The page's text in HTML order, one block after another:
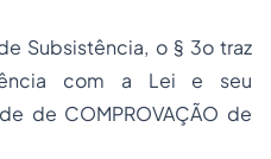
Subsistência, o § 3o traz
com a Lei e seu
de COMPROVAÇÃO de